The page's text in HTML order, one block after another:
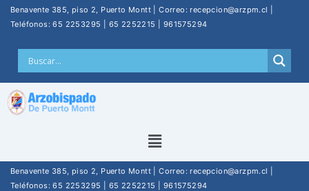
Benavente 385, piso 2, Puerto Montt | Correo: recepcion@arzpm.cl |
Teléfonos: 65 2253295 | 65 2252215 | 961575294
Benavente 385, piso 2, Puerto Montt | Correo: recepcion@arzpm.cl |
Teléfonos: 65 2253295 | 65 2252215 | 961575294